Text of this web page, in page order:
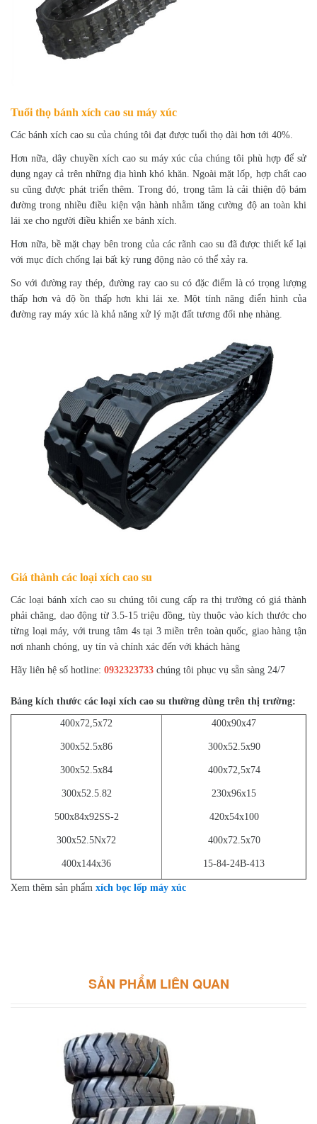
Tuổi thọ bánh xích cao su máy xúc
Các bánh xích cao su của chúng tôi đạt được tuổi thọ dài hơn tới 40%.
Hơn nữa, dây chuyền xích cao su máy xúc của chúng tôi phù hợp để sử
dụng ngay cả trên những địa hình khó khăn. Ngoài mặt lốp, hợp chất cao
su cũng được phát triển thêm. Trong đó, trọng tâm là cải thiện độ bám
đường trong nhiều điều kiện vận hành nhằm tăng cường độ an toàn khi
lái xe cho người điều khiển xe bánh xích.
Hơn nữa, bề mặt chạy bên trong của các rãnh cao su đã được thiết kế lại
với mục đích chống lại bất kỳ rung động nào có thể xảy ra.
So với đường ray thép, đường ray cao su có đặc điểm là có trọng lượng
thấp hơn và độ ồn thấp hơn khi lái xe. Một tính năng điển hình của
đường ray máy xúc là khả năng xử lý mặt đất tương đối nhẹ nhàng.
Giá thành các loại xích cao su
Các loại bánh xích cao su chúng tôi cung cấp ra thị trường có giá thành
phải chăng, dao động từ 3.5-15 triệu đồng, tùy thuộc vào kích thước cho
từng loại máy, với trung tâm 4s tại 3 miền trên toàn quốc, giao hàng tận
nơi nhanh chóng, uy tín và chính xác đến với khách hàng
Hãy liên hệ số hotline: 0932323733 chúng tôi phục vụ sẵn sàng 24/7
Bảng kích thước các loại xích cao su thường dùng trên thị trường:
400x72,5x72
300x52.5x86
300x52.5x84
300x52.5.82
500x84x92SS-2
300x52.5Nx72
400x144x36
400x90x47
300x52.5x90
400x72,5x74
230x96x15
420x54x100
400x72.5x70
15-84-24B-413
Xem thêm sản phẩm xích bọc lốp máy xúc
SẢN PHẨM LIÊN QUAN